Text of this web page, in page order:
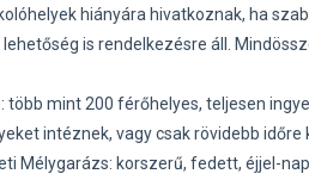
hiányára hivatkoznak, ha
lehetőség is rendelkezésre áll.
több mint 200 férőhelyes, teljesen
intéznek, vagy csak rövidebb időre
Mélygarázs: korszerű, fedett, éjjel-